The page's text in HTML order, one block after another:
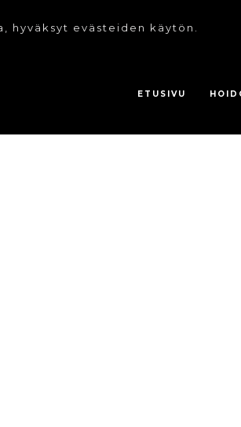
hyväksyt evästeiden käytön.
ETUSIVU